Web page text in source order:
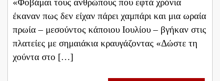
έκαναν πως δεν είχαν πάρει χαμπάρι και μια ωραία
πρωία – μεσούντος κάποιου Ιουλίου – βγήκαν στις
πλατείες με σημαιάκια κραυγάζοντας «Δώστε τη
χούντα στο […]